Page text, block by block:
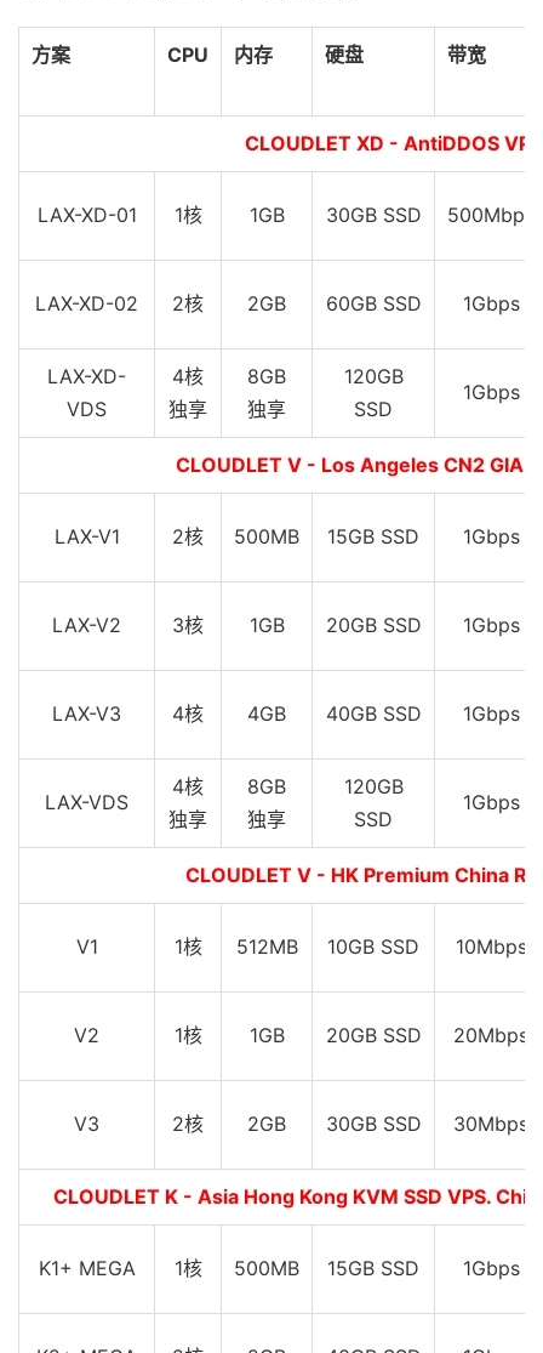
方案 CPU 内存 硬盘 带宽
CLOUDLET XD - AntiDDOS
LAX-XD-01 1核 1GB 30GB SSD 500Mbps
LAX-XD-02 2核 2GB 60GB SSD 1Gbps
LAX-XD-
VDS
4核
独享
8GB
独享
120GB
SSD
1Gbps
CLOUDLET V - Los Angeles CN2 GIA
LAX-V1 2核 500MB 15GB SSD 1Gbps
LAX-V2 3核 1GB 20GB SSD 1Gbps
LAX-V3 4核 4GB 40GB SSD 1Gbps
LAX-VDS
4核
独享
8GB
独享
120GB
SSD
1Gbps
CLOUDLET V - HK Premium China
V1 1核 512MB 10GB SSD 10Mbps
V2 1核 1GB 20GB SSD 20Mbps
V3 2核 2GB 30GB SSD 30Mbps
CLOUDLET K - Asia Hong Kong KVM SSD VPS.
K1+ MEGA 1核 500MB 15GB SSD 1Gbps